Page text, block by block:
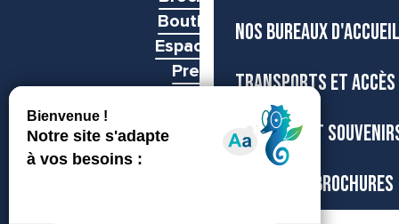
NOS BUREAUX D'ACCUEIL
TRANSPORTS ET ACCÈS
BOUTIQUE ET
CARTES ET BROCHURES
Boutiques
Espace pro
Presse